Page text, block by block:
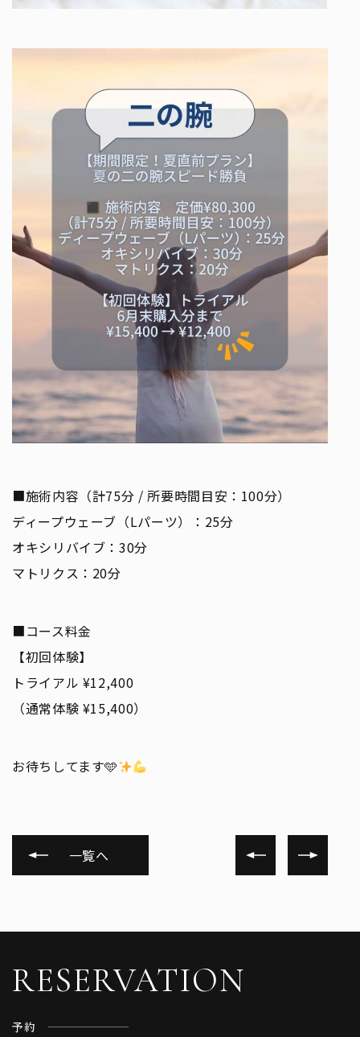
■施術内容（計75分 / 所要時間目安：100分）
ディープウェーブ（Lパーツ）：25分
オキシリバイブ：30分
マトリクス：20分
■コース料金
【初回体験】
トライアル ¥12,400
（通常体験 ¥15,400）
お待ちしてます🩵
一覧へ
RESERVATION
予約